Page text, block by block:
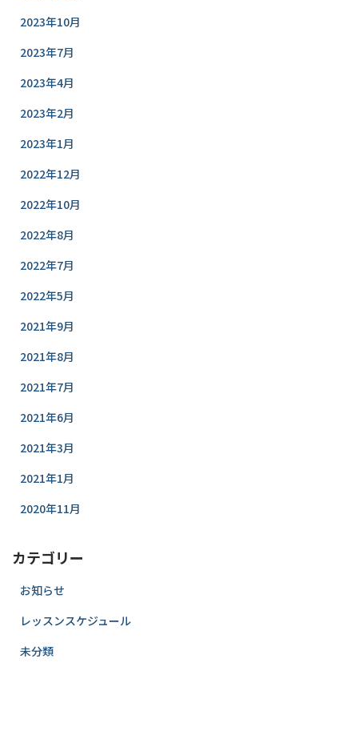
2023年10月
2023年7月
2023年4月
2023年2月
2023年1月
2022年12月
2022年10月
2022年8月
2022年7月
2022年5月
2021年9月
2021年8月
2021年7月
2021年6月
2021年3月
2021年1月
2020年11月
カテゴリー
お知らせ
レッスンスケジュール
未分類